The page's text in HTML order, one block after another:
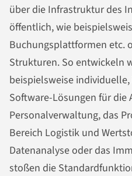
über die Infrastruktur des
öffentlich, wie
Buchungsplattformen etc.
Strukturen. So entwickeln
beispielsweise
Software-Lösungen für die
Personalverwaltung, das
Bereich Logistik und
Datenanalyse oder das
stoßen die